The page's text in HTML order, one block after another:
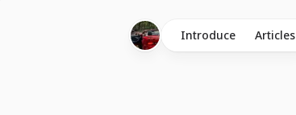
Introduce Articles